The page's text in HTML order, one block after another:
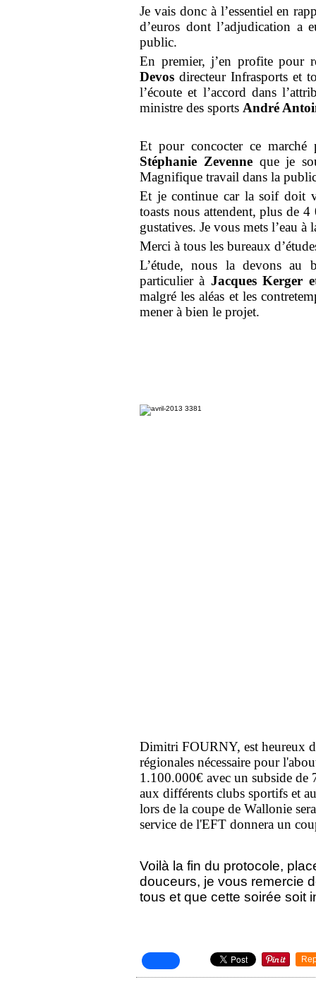
Je vais donc à l’essentiel en
d’euros dont l’adjudication a
public.
En premier, j’en profite pour
Devos directeur Infrasports et
l’écoute et l’accord dans
ministre des sports André
Et pour concocter ce marché
Stéphanie Zevenneque je
Magnifique travail dans la
Et je continue car la soif doit
toasts nous attendent, plus de
gustatives. Je vous mets l’eau à
Merci à tous les bureaux
L’étude, nous la devons au
particulier à Jacques Kerger
malgré les aléas et les
mener à bien le projet.
Dimitri FOURNY, est heureux
régionales nécessaire pour
1.100.000€ avec un subside
aux différents clubs sportifs et
lors de la coupe de Wallonie
service de l'EFT donnera un
Voilà la fin du protocole,
douceurs, je vous remercie
tous et que cette soirée soit